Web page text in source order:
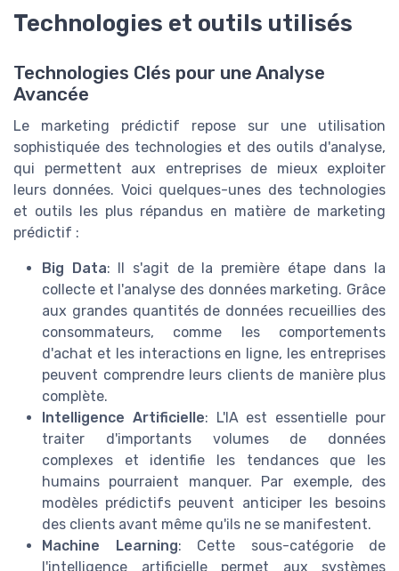
Technologies et outils utilisés
Technologies Clés pour une Analyse
Avancée
Le marketing prédictif repose sur une utilisation
sophistiquée des technologies et des outils d'analyse,
qui permettent aux entreprises de mieux exploiter
leurs données. Voici quelques-unes des technologies
et outils les plus répandus en matière de marketing
prédictif :
Big Data: Il s'agit de la première étape dans la
collecte et l'analyse des données marketing. Grâce
aux grandes quantités de données recueillies des
consommateurs, comme les comportements
d'achat et les interactions en ligne, les entreprises
peuvent comprendre leurs clients de manière plus
complète.
Intelligence Artificielle: L'IA est essentielle pour
traiter d'importants volumes de données
complexes et identifie les tendances que les
humains pourraient manquer. Par exemple, des
modèles prédictifs peuvent anticiper les besoins
des clients avant même qu'ils ne se manifestent.
Machine Learning: Cette sous-catégorie de
l'intelligence artificielle permet aux systèmes